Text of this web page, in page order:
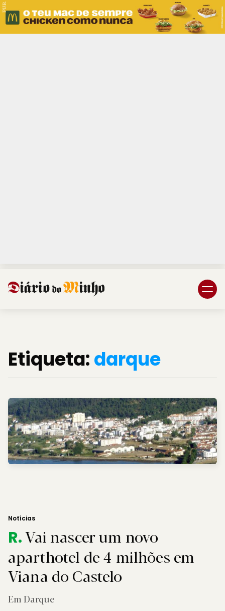
PUB.
Etiqueta:darque
Notícias
R.Vai nascer um novo
aparthotel de 4 milhões em
Viana do Castelo
Em Darque